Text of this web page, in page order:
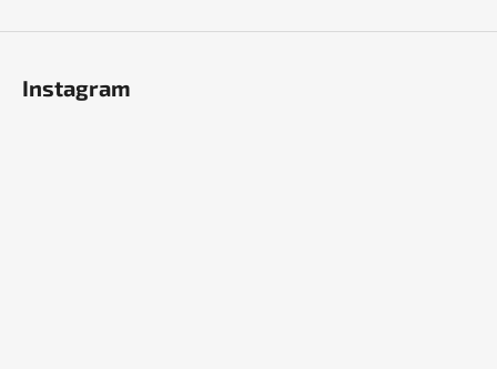
Instagram